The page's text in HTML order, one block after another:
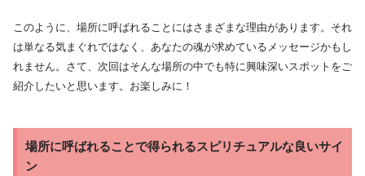
このように、場所に呼ばれることにはさまざまな理由があります。それ
は単なる気まぐれではなく、あなたの魂が求めているメッセージかもし
れません。さて、次回はそんな場所の中でも特に興味深いスポットをご
紹介したいと思います。お楽しみに！
場所に呼ばれることで得られるスピリチュアルな良いサイ
ン